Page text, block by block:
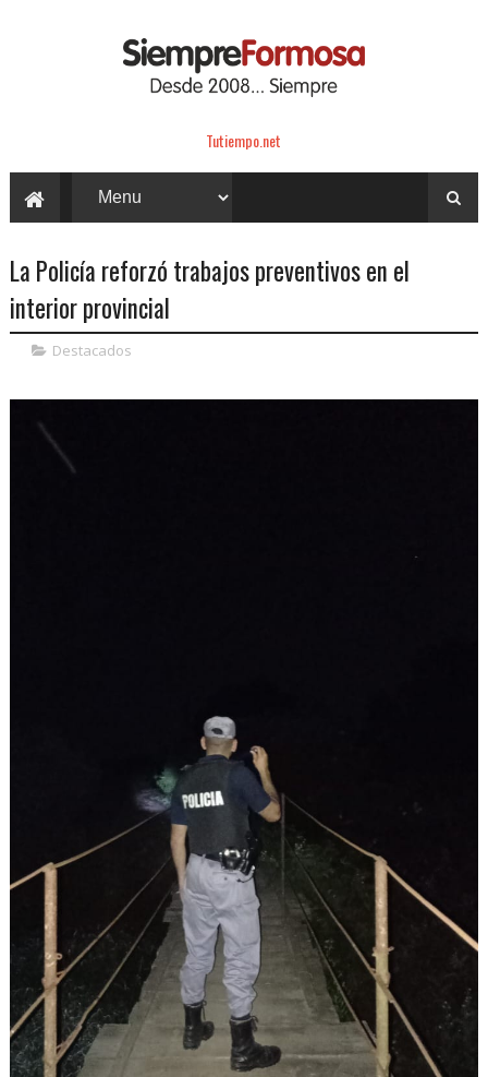
Tutiempo.net
La Policía reforzó trabajos preventivos en el
interior provincial
Destacados